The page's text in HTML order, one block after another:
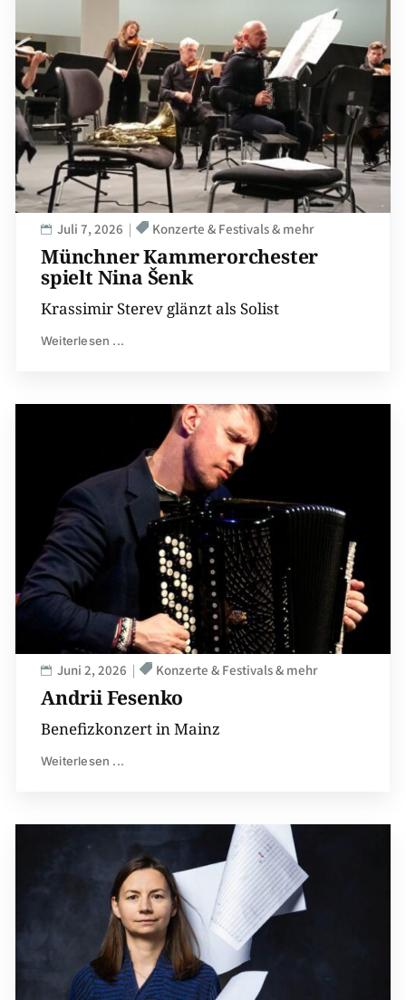
Münchner Kammerorchester
spielt Nina Šenk
Juli 7, 2026 Konzerte & Festivals & mehr
Krassimir Sterev glänzt als Solist
Weiterlesen ...
Andrii Fesenko
Juni 2, 2026 Konzerte & Festivals & mehr
Benefizkonzert in Mainz
Weiterlesen ...